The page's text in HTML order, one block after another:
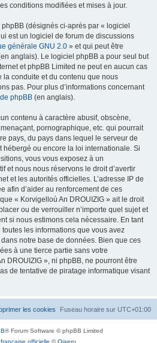
conditions modifiées et mises à jour.
(désignés ci-après par « logiciel
est un logiciel de forum de discussions
générale GNU 2.0 » et qui peut être
anglais). Le logiciel phpBB a pour seul but
et phpBB Limited ne peut en aucun cas
la conduite et du contenu que nous
pas. Pour plus d’informations concernant
phpBB (en anglais).
contenu à caractère abusif, obscène,
pornographique, etc. qui pourrait
pays, du pays dans lequel le serveur de
hébergé ou encore la loi internationale. Si
vous vous exposez à un
et nous nous réservons le droit d’avertir
et les autorités officielles. L’adresse IP de
afin d’aider au renforcement de ces
« Korvigelloù An DROUIZIG » ait le droit
ou de verrouiller n’importe quel sujet et
si nous estimons cela nécessaire. En tant
les informations que vous avez
notre base de données. Bien que ces
à une tierce partie sans votre
DROUIZIG », ni phpBB, ne pourront être
de tentative de piratage informatique visant
Fuseau horaire sur UTC+01:00
les cookies
® Forum Software © phpBB Limited
officielle ©Qiaeru